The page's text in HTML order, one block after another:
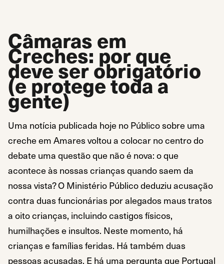
Câmaras em
Creches: por que
deve ser obrigatório
(e protege toda a
gente)
Uma notícia publicada hoje no Público sobre uma
creche em Amares voltou a colocar no centro do
debate uma questão que não é nova: o que
acontece às nossas crianças quando saem da
nossa vista? O Ministério Público deduziu acusação
contra duas funcionárias por alegados maus tratos
a oito crianças, incluindo castigos físicos,
humilhações e insultos. Neste momento, há
crianças e famílias feridas. Há também duas
pessoas acusadas. E há uma pergunta que Portugal